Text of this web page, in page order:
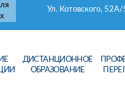
Ул. Котовского, 52А/
ДИСТАНЦИОННОЕ
ОБРАЗОВАНИЕ